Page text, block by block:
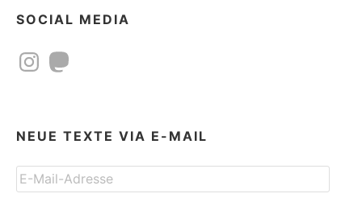
SOCIAL MEDIA
InstagramMastodon
NEUE TEXTE VIA E-MAIL
E-
Mail-